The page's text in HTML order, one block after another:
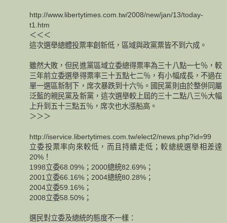
http://www.libertytimes.com.tw/2008/new/jan/13/today-
t1.htm
＜＜＜
這次選舉總體投票率創新低，區域與政黨票皆不到六成。
雖然大敗，但民進黨區域立委總得票率為三十八點一七％，較
三年前立委選舉得票率三十五點七二％，有小幅成長，不過在
單一選區新制下，席次暴跌到十六％。國民黨則由於整併同屬
泛藍的親民黨及新黨，這次選舉較上屆的三十二點八三％大幅
上升到五十三點五％，席次也水漲船高。
＞＞＞
http://iservice.libertytimes.com.tw/elect2/news.php?id=99
立委投票率向來較低，而且持續走低；較總統選舉相差達
20%！
1998立委68.09%；2000總統82.69%；
2001立委66.16%；2004總統80.28%；
2004立委59.16%；
2008立委58.50%；
選民對立委及總統的態度不一樣：